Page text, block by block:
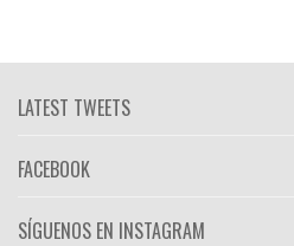
LATEST TWEETS
FACEBOOK
SÍGUENOS EN INSTAGRAM